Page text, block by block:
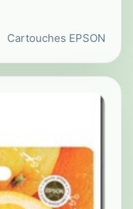
Cartouches EPSON